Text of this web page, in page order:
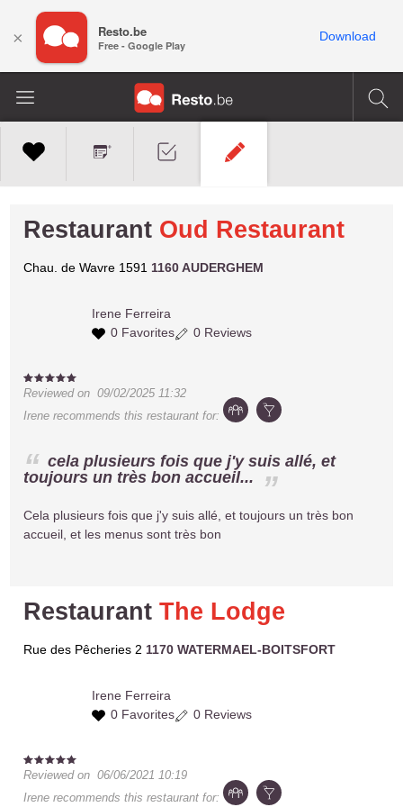
Restaurant Oud Restaurant
Chau. de Wavre 1591 1160 AUDERGHEM
Irene Ferreira
0 Favorites
0 Reviews
Reviewed on09/02/2025 11:32
Irene recommends this restaurant for:
cela plusieurs fois que j'y suis allé, et
toujours un très bon accueil...
Cela plusieurs fois que j'y suis allé, et toujours un très bon
accueil, et les menus sont très bon
Restaurant The Lodge
Rue des Pêcheries 21170 WATERMAEL-BOITSFORT
Irene Ferreira
0 Favorites
0 Reviews
Reviewed on06/06/2021 10:19
Irene recommends this restaurant for:
× Resto.be
Free - Google Play
Download